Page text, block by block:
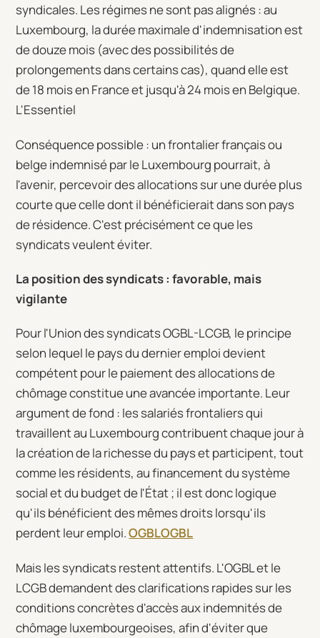
syndicales. Les régimes ne sont pas alignés : au
Luxembourg, la durée maximale d'indemnisation est
de douze mois (avec des possibilités de
prolongements dans certains cas), quand elle est
de 18 mois en France et jusqu'à 24 mois en Belgique.
L'Essentiel
Conséquence possible : un frontalier français ou
belge indemnisé par le Luxembourg pourrait, à
l'avenir, percevoir des allocations sur une durée plus
courte que celle dont il bénéficierait dans son pays
de résidence. C'est précisément ce que les
syndicats veulent éviter.
La position des syndicats : favorable, mais
vigilante
Pour l'Union des syndicats OGBL-LCGB, le principe
selon lequel le pays du dernier emploi devient
compétent pour le paiement des allocations de
chômage constitue une avancée importante. Leur
argument de fond : les salariés frontaliers qui
travaillent au Luxembourg contribuent chaque jour à
la création de la richesse du pays et participent, tout
comme les résidents, au financement du système
social et du budget de l'État ; il est donc logique
qu'ils bénéficient des mêmes droits lorsqu'ils
perdent leur emploi.OGBLOGBL
Mais les syndicats restent attentifs. L'OGBL et le
LCGB demandent des clarifications rapides sur les
conditions concrètes d'accès aux indemnités de
chômage luxembourgeoises, afin d'éviter que